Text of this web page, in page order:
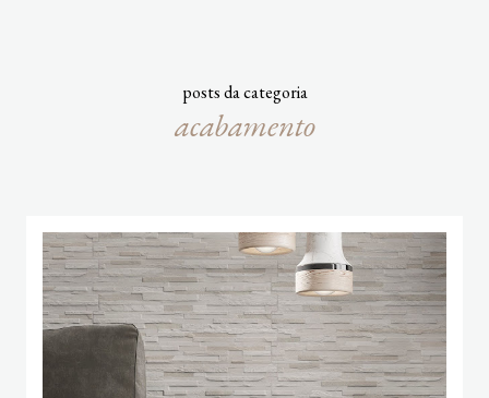
posts da categoria
acabamento